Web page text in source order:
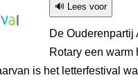
🔊 Lees voor
De Ouderenpartij
Rotary een warm
is het letterfestival